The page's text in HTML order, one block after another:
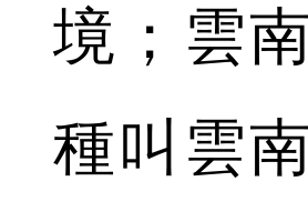
境；雲
種叫雲